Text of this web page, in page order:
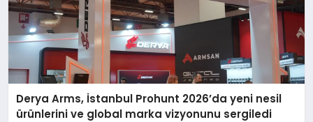
Derya Arms, İstanbul Prohunt 2026’da yeni nesil
ürünlerini ve global marka vizyonunu sergiledi